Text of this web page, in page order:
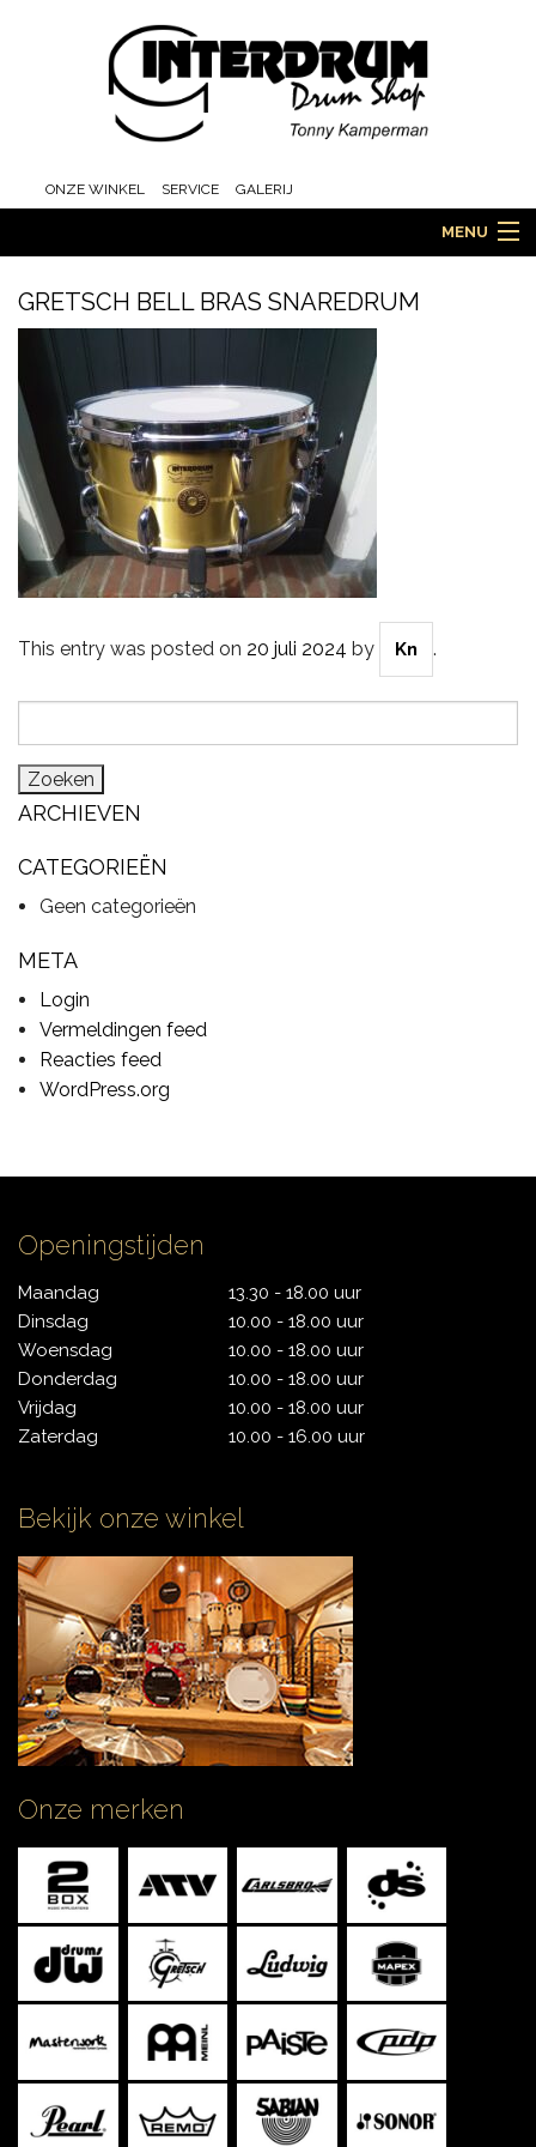
ONZE WINKEL SERVICE GALERIJ
MENU
DRUMS
ORCHESTRA EN MARCHING
ACCESSOIRES
ONLINE SALE
DRUMSCHOOL
CONTACT
GRETSCH BELL BRAS SNAREDRUM
This entry was posted on 20 juli 2024 by Kn .
ARCHIEVEN
CATEGORIEËN
Geen categorieën
META
Login
Vermeldingen feed
Reacties feed
WordPress.org
Openingstijden
Maandag
Dinsdag
Woensdag
Donderdag
Vrijdag
Zaterdag
13.30 - 18.00 uur
10.00 - 18.00 uur
10.00 - 18.00 uur
10.00 - 18.00 uur
10.00 - 18.00 uur
10.00 - 16.00 uur
Bekijk onze winkel
Onze merken